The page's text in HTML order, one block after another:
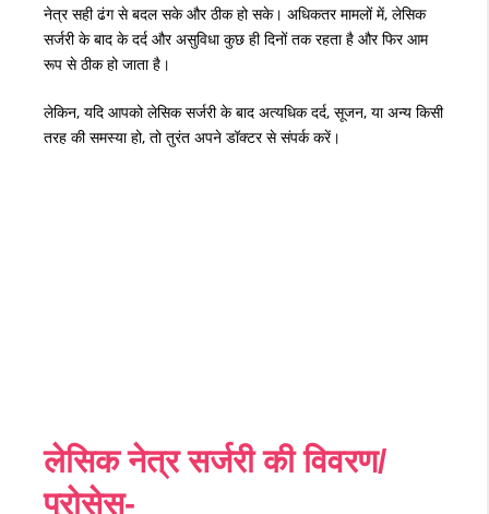
नेत्र सही ढंग से बदल सके और ठीक हो सके। अधिकतर मामलों में, लेसिक
सर्जरी के बाद के दर्द और असुविधा कुछ ही दिनों तक रहता है और फिर आम
रूप से ठीक हो जाता है।
लेकिन, यदि आपको लेसिक सर्जरी के बाद अत्यधिक दर्द, सूजन, या अन्य किसी
तरह की समस्या हो, तो तुरंत अपने डॉक्टर से संपर्क करें।
लेसिक नेत्र सर्जरी की विवरण/
प्रोसेस-